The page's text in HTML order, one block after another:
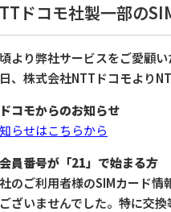
ドコモ社製一部の
より弊社サービスをご愛顧
、株式会社NTTドコモより
コモからのお知らせ
らせはこちらから
員番号が「21」で始まる方
のご利用者様のSIMカード
ざいませんでした。特に交換